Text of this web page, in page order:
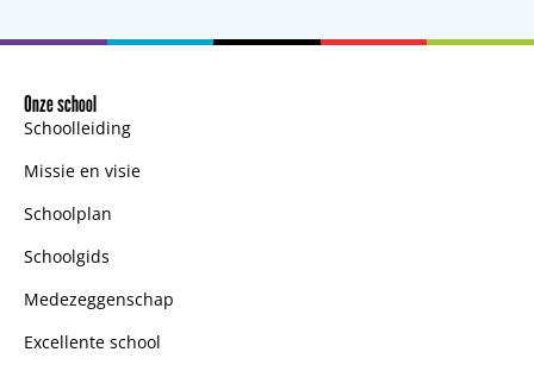
Onze school
Schoolleiding
Missie en visie
Schoolplan
Schoolgids
Medezeggenschap
Excellente school